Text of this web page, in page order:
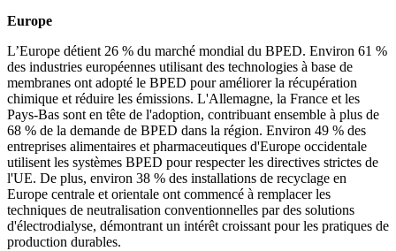
Europe
L’Europe détient 26 % du marché mondial du BPED. Environ 61 %
des industries européennes utilisant des technologies à base de
membranes ont adopté le BPED pour améliorer la récupération
chimique et réduire les émissions. L'Allemagne, la France et les
Pays-Bas sont en tête de l'adoption, contribuant ensemble à plus de
68 % de la demande de BPED dans la région. Environ 49 % des
entreprises alimentaires et pharmaceutiques d'Europe occidentale
utilisent les systèmes BPED pour respecter les directives strictes de
l'UE. De plus, environ 38 % des installations de recyclage en
Europe centrale et orientale ont commencé à remplacer les
techniques de neutralisation conventionnelles par des solutions
d'électrodialyse, démontrant un intérêt croissant pour les pratiques de
production durables.